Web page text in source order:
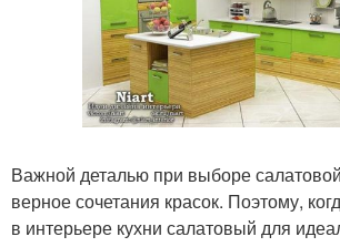
Важной деталью при выборе
верное сочетания красок. Поэтому,
в интерьере кухни салатовый для